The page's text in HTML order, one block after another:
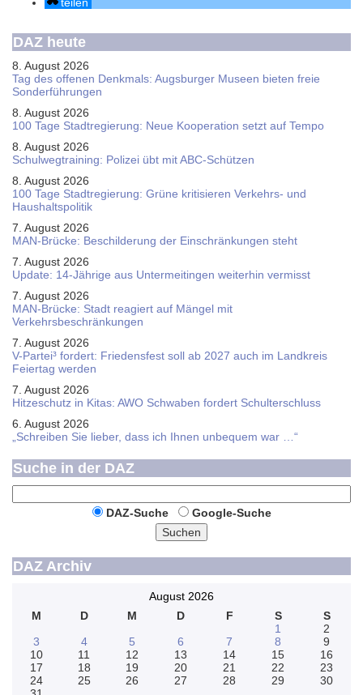
DAZ heute
8. August 2026
Tag des offenen Denkmals: Augsburger Museen bieten freie
Sonderführungen
8. August 2026
100 Tage Stadtregierung: Neue Kooperation setzt auf Tempo
8. August 2026
Schul­weg­trai­ning: Poli­zei übt mit ABC-Schüt­zen
8. August 2026
100 Tage Stadtregierung: Grüne kritisieren Verkehrs- und
Haushaltspolitik
7. August 2026
MAN-Brücke: Beschilderung der Einschränkungen steht
7. August 2026
Update: 14-Jährige aus Untermeitingen weiterhin vermisst
7. August 2026
MAN-Brücke: Stadt reagiert auf Mängel mit
Verkehrsbeschränkungen
7. August 2026
V-Partei­³ fordert: Friedens­fest soll ab 2027 auch im Land­kreis
Feier­tag werden
7. August 2026
Hitzeschutz in Kitas: AWO Schwaben fordert Schulterschluss
6. August 2026
„Schreiben Sie lieber, dass ich Ihnen unbequem war …“
Suche in der DAZ
DAZ-Suche
Google-Suche
Suchen
DAZ Archiv
August 2026
M
D M D F S
S
1
2
3
4 5 6 7 8
9
10
11 12 13 14 15
16
17
18 19 20 21 22
23
24
25 26 27 28 29
30